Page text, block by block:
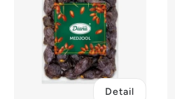
Detail